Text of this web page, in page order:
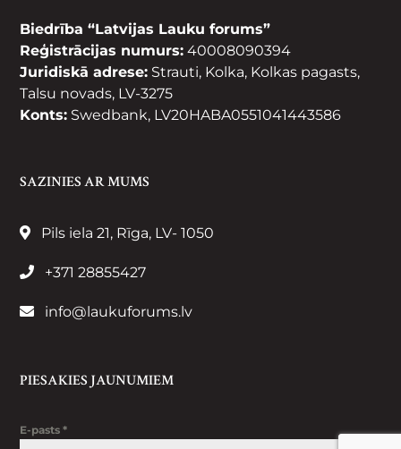
Biedrība “Latvijas Lauku forums”
Reģistrācijas numurs: 40008090394
Juridiskā adrese: Strauti, Kolka, Kolkas pagasts,
Talsu novads, LV-3275
Konts: Swedbank, LV20HABA0551041443586
SAZINIES AR MUMS
Pils iela 21, Rīga, LV- 1050
+371 28855427
info@laukuforums.lv
PIESAKIES JAUNUMIEM
E-pasts*